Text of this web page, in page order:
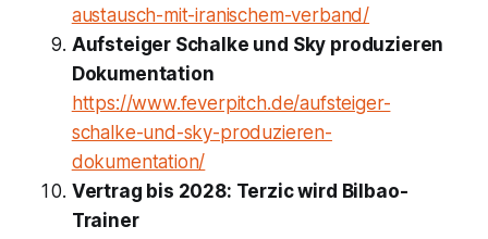
austausch-mit-iranischem-verband/
Aufsteiger Schalke und Sky produzieren
Dokumentation
https://www.feverpitch.de/aufsteiger-
schalke-und-sky-produzieren-
dokumentation/
Vertrag bis 2028: Terzic wird Bilbao-
Trainer